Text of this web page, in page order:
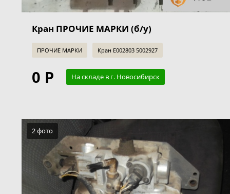
Кран ПРОЧИЕ МАРКИ (б/у)
ПРОЧИЕ МАРКИ Кран Е002803 5002927
0 Р На складе в г. Новосибирск
2 фото